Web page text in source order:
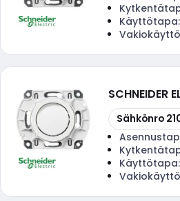
Käyttötapa:
SCHNEIDER
Kopioi
Sähkönro
Käyttötapa: